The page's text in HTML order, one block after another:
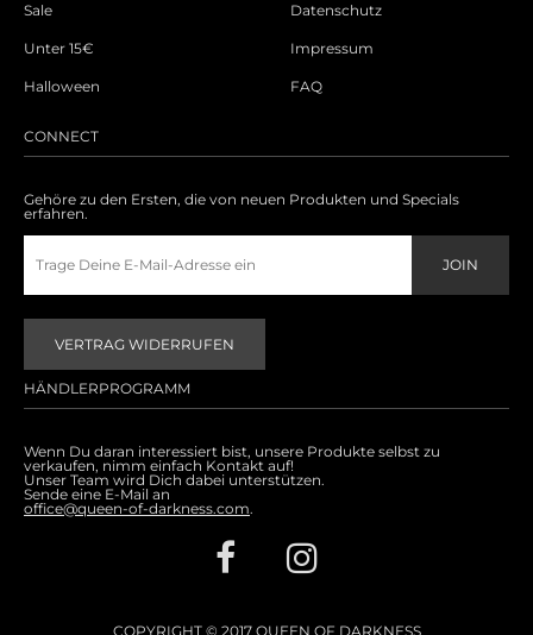
Store Leipzig
Sale
Unter 15€
Halloween
Datenschutz
Impressum
FAQ
CONNECT
Gehöre zu den Ersten, die von neuen Produkten und Specials
erfahren.
VERTRAG WIDERRUFEN
HÄNDLERPROGRAMM
Wenn Du daran interessiert bist, unsere Produkte selbst zu
verkaufen, nimm einfach Kontakt auf!
Unser Team wird Dich dabei unterstützen.
Sende eine E-Mail an
office@queen-of-darkness.com.
COPYRIGHT © 2017 QUEEN OF DARKNESS